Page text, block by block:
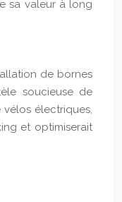
sa valeur à long
de bornes
soucieuse de
électriques,
et optimiserait